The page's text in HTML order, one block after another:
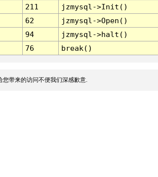
211
jzmysql->Init()
62
jzmysql->Open()
94
jzmysql->halt()
76 break()
带来的访问不便我们深感歉意.